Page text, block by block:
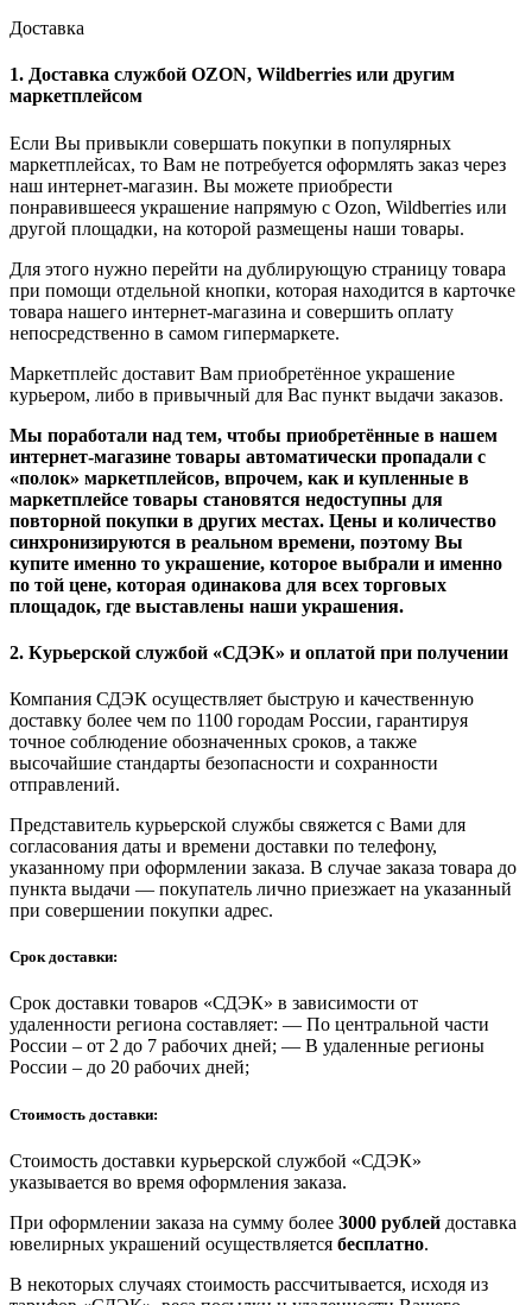
Доставка
1. Доставка службой OZON, Wildberries или другим
маркетплейсом
Если Вы привыкли совершать покупки в популярных
маркетплейсах, то Вам не потребуется оформлять заказ через
наш интернет-магазин. Вы можете приобрести
понравившееся украшение напрямую с Ozon, Wildberries или
другой площадки, на которой размещены наши товары.
Для этого нужно перейти на дублирующую страницу товара
при помощи отдельной кнопки, которая находится в карточке
товара нашего интернет-магазина и совершить оплату
непосредственно в самом гипермаркете.
Маркетплейс доставит Вам приобретённое украшение
курьером, либо в привычный для Вас пункт выдачи заказов.
Мы поработали над тем, чтобы приобретённые в нашем
интернет-магазине товары автоматически пропадали с
«полок» маркетплейсов, впрочем, как и купленные в
маркетплейсе товары становятся недоступны для
повторной покупки в других местах. Цены и количество
синхронизируются в реальном времени, поэтому Вы
купите именно то украшение, которое выбрали и именно
по той цене, которая одинакова для всех торговых
площадок, где выставлены наши украшения.
2. Курьерской службой «СДЭК» и оплатой при получении
Компания СДЭК осуществляет быструю и качественную
доставку более чем по 1100 городам России, гарантируя
точное соблюдение обозначенных сроков, а также
высочайшие стандарты безопасности и сохранности
отправлений.
Представитель курьерской службы свяжется с Вами для
согласования даты и времени доставки по телефону,
указанному при оформлении заказа. В случае заказа товара до
пункта выдачи — покупатель лично приезжает на указанный
при совершении покупки адрес.
Срок доставки:
Срок доставки товаров «СДЭК» в зависимости от
удаленности региона составляет: — По центральной части
России – от 2 до 7 рабочих дней; — В удаленные регионы
России – до 20 рабочих дней;
Стоимость доставки:
Стоимость доставки курьерской службой «СДЭК»
указывается во время оформления заказа.
При оформлении заказа на сумму более 3000 рублей доставка
ювелирных украшений осуществляется бесплатно.
В некоторых случаях стоимость рассчитывается, исходя из